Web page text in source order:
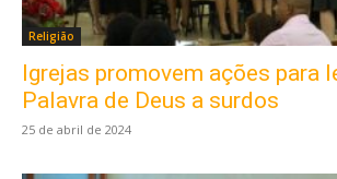
Religião
Igrejas promovem ações para
Palavra de Deus a surdos
25 de abril de 2024